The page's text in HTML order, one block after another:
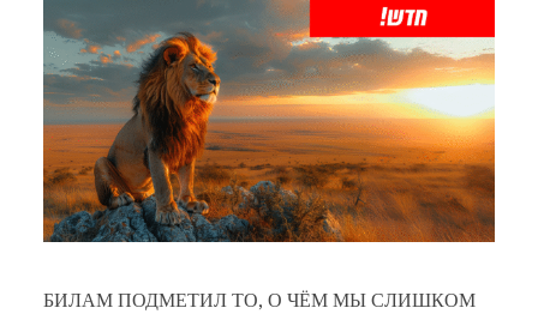
БИЛАМ ПОДМЕТИЛ ТО, О ЧЁМ МЫ СЛИШКОМ